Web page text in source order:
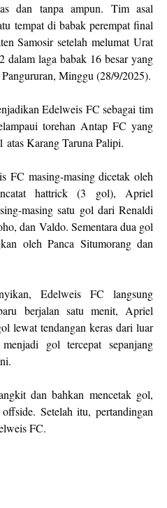
dan tanpa ampun. Tim asal
tempat di babak perempat final
Samosir setelah melumat Urat
dalam laga babak 16 besar yang
Minggu (28/9/2025).
Edelweis FC sebagai tim
torehan Antap FC yang
atas Karang Taruna Palipi.
FC masing-masing dicetak oleh
hattrick (3 gol), Apriel
masing satu gol dari Renaldi
dan Valdo. Sementara dua gol
oleh Panca Situmorang dan
Edelweis FC langsung
berjalan satu menit, Apriel
lewat tendangan keras dari luar
gol tercepat sepanjang
dan bahkan mencetak gol,
Setelah itu, pertandingan
FC.